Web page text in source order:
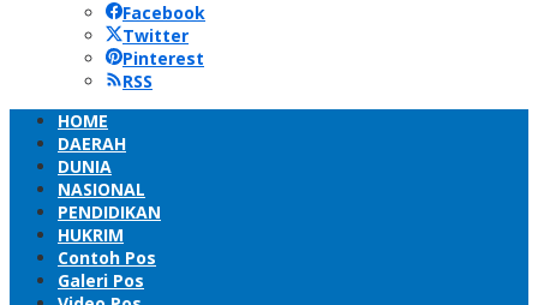
Facebook
Twitter
Pinterest
RSS
HOME
DAERAH
DUNIA
NASIONAL
PENDIDIKAN
HUKRIM
Contoh Pos
Galeri Pos